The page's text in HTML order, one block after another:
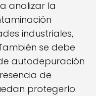
analizar la
industriales,
se debe
autodepuración
de
protegerlo.